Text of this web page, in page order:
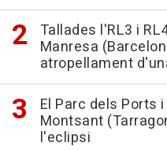
Tallades l'RL3 i
Manresa
atropellament
El Parc dels Ports
Montsant
l'eclipsi